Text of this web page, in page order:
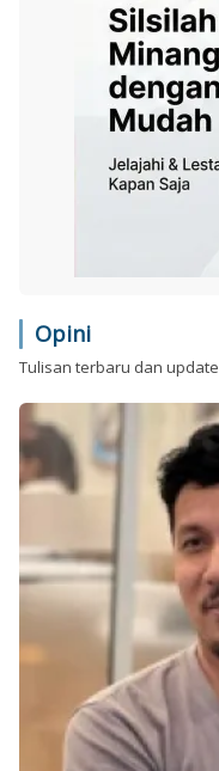
Opini
Tulisan terbaru dan update